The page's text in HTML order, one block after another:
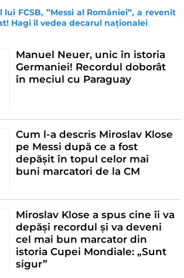
FCSB, ”Messi al României”, a revenit
Hagi îl vedea decarul naționalei
Manuel Neuer, unic în istoria
Germaniei! Recordul doborât
în meciul cu Paraguay
Cum l-a descris Miroslav Klose
pe Messi după ce a fost
depășit în topul celor mai
buni marcatori de la CM
Miroslav Klose a spus cine îi va
depăși recordul și va deveni
cel mai bun marcator din
istoria Cupei Mondiale: „Sunt
sigur”